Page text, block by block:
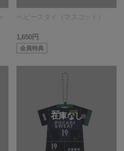
ベビースタイ（マスコット）
1,650円
会員特典